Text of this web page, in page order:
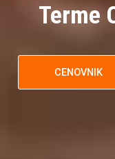
Terme
CENOVNIK